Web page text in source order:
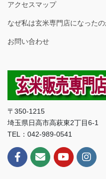
アクセスマップ
なぜ私は玄米専門店になった
お問い合わせ
〒350-1215
埼玉県日高市高萩東2丁目6-1
TEL：042-989-0541